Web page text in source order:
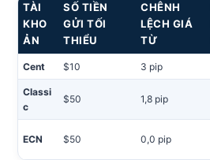
TÀI
KHO
ẢN
SỐ TIỀN
GỬI TỐI
THIỂU
CHÊNH
LỆCH GIÁ
TỪ
Cent $10 3 pip
Classi
c
$50 1,8 pip
ECN $50 0,0 pip